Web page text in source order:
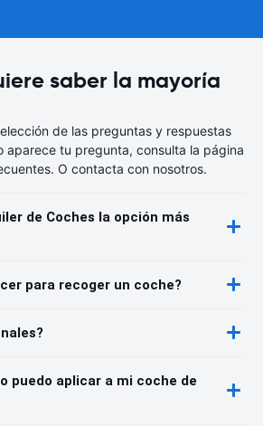
saber la mayoría
de las preguntas y respuestas
aparece tu pregunta, consulta la página
O contacta con nosotros.
de Coches la opción más
para recoger un coche?
puedo aplicar a mi coche de